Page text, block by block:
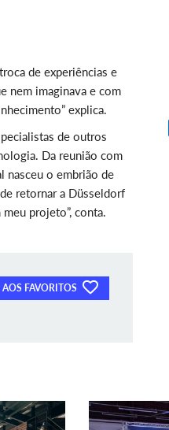
de experiências e
nem imaginava e com
explica.
de outros
Da reunião com
nasceu o embrião de
retornar a Düsseldorf
projeto”, conta.
FAVORITOS